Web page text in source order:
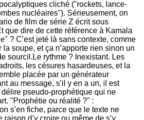
cliché ("rockets, lance-
nucléaires"). Sérieusement, on
de film de série Z écrit sous
que dire de cette référence à Kamala
? C’est jeté là sans contexte, comme
la soupe, et ça n’apporte rien sinon un
sourcil.Le rythme ? Inexistant. Les
les césures hasardeuses, et la
placée par un générateur
au message, s’il y en a un, il est
pseudo-prophétique qui ne
"Prophétie ou réalité ?" :
s’en fiche, parce que le texte ne
raison d’y croire ou même de s’y